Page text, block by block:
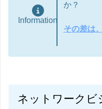
Information
か？
その差は
ネットワークビ